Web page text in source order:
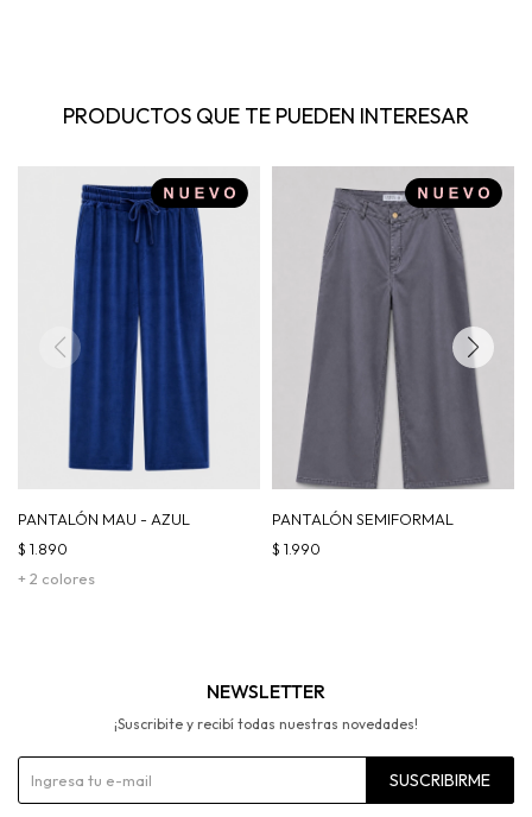
PRODUCTOS QUE TE PUEDEN INTERESAR
PANTALÓN MAU - AZUL
+ 2 colores
$ 1.890
PANTALÓN SEMIFORMAL
$ 1.990
NEWSLETTER
¡Suscribite y recibí todas nuestras novedades!
SUSCRIBIRME